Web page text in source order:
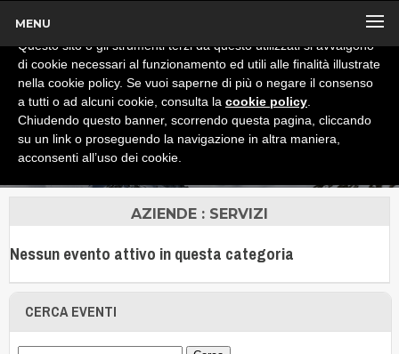
MENU
AZIENDE : SERVIZI
Nessun evento attivo in questa categoria
CERCA EVENTI
x
Informativa
Questo sito o gli strumenti terzi da questo utilizzati si avvalgono
di cookie necessari al funzionamento ed utili alle finalità illustrate
nella cookie policy. Se vuoi saperne di più o negare il consenso
a tutti o ad alcuni cookie, consulta la cookie policy
Chiudendo questo banner, scorrendo questa pagina, cliccando
su un link o proseguendo la navigazione in altra maniera,
acconsenti all’uso dei cookie.